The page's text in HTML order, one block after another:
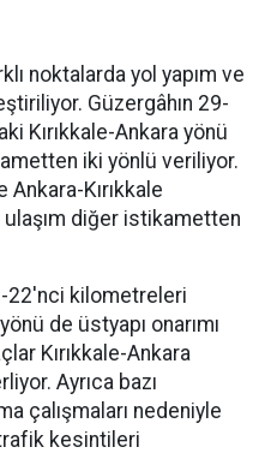
noktalarda yol yapım ve
Güzergâhın 29-
Kırıkkale-Ankara yönü
iki yönlü veriliyor.
Kırıkkale
diğer istikametten
22'nci kilometreleri
de üstyapı onarımı
Kırıkkale-Ankara
Ayrıca bazı
çalışmaları nedeniyle
kesintileri